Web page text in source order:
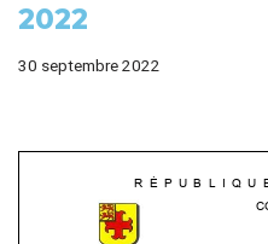
2022
30 septembre 2022